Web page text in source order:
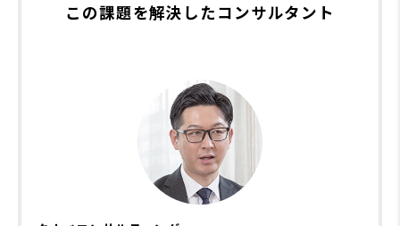
この課題を解決したコンサルタント